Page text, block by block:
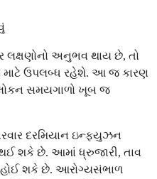
અનુભવ થાય છે, તો
માટે ઉપલબ્ધ રહેશે. આ જ કારણ
સમયગાળો ખૂબ જ
દરમિયાન ઇન્ફ્યુઝન
શકે છે. આમાં ધ્રુજારી, તાવ
હોઈ શકે છે. આરોગ્યસંભાળ